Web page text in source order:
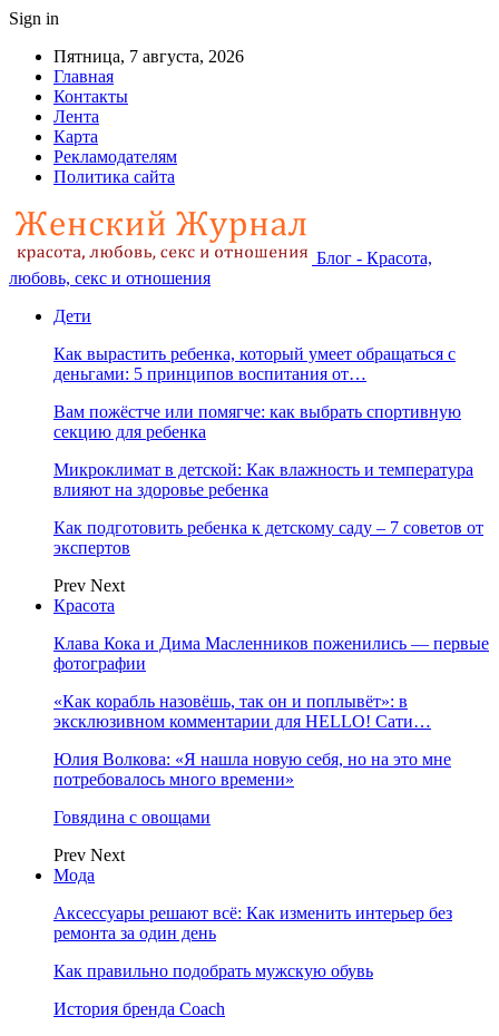
Sign in
Пятница, 7 августа, 2026
Главная
Контакты
Лента
Карта
Рекламодателям
Политика сайта
Блог - Красота,
любовь, секс и отношения
Дети
Как вырастить ребенка, который умеет обращаться с
деньгами: 5 принципов воспитания от…
Вам пожёстче или помягче: как выбрать спортивную
секцию для ребенка
Микроклимат в детской: Как влажность и температура
влияют на здоровье ребенка
Как подготовить ребенка к детскому саду – 7 советов от
экспертов
Prev Next
Красота
Клава Кока и Дима Масленников поженились — первые
фотографии
«Как корабль назовёшь, так он и поплывёт»: в
эксклюзивном комментарии для HELLO! Сати…
Юлия Волкова: «Я нашла новую себя, но на это мне
потребовалось много времени»
Говядина с овощами
Prev Next
Мода
Аксессуары решают всё: Как изменить интерьер без
ремонта за один день
Как правильно подобрать мужскую обувь
История бренда Coach